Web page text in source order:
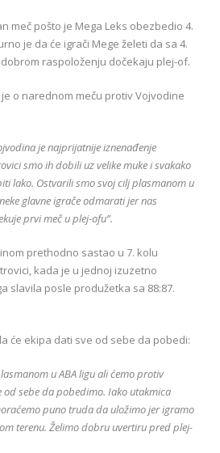
meč pošto je Mega Leks obezbedio 4.
je da će igrači Mege želeti da sa 4.
raspoloženju dočekaju plej-of.
je o narednom meču protiv Vojvodine
je najprijatnije iznenađenje
smo ih dobili uz velike muke i svakako
lako. Ostvarili smo svoj cilj plasmanom u
glavne igrače odmarati jer nas
prvi meč u plej-ofu”.
prethodno sastao u 7. kolu
kada je u jednoj izuzetno
slavila posle produžetka sa 88:87.
će ekipa dati sve od sebe da pobedi:
u ABA ligu ali ćemo protiv
od sebe da pobedimo. Iako utakmica
puno truda da uložimo jer igramo
terenu. Želimo dobru uvertiru pred plej-